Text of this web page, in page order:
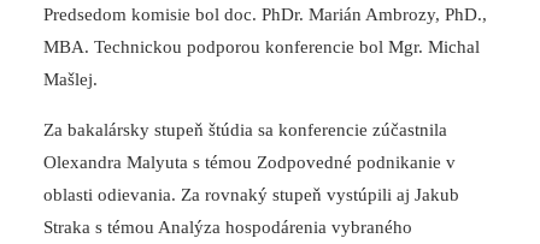
Predsedom komisie bol doc. PhDr. Marián Ambrozy, PhD.,
MBA. Technickou podporou konferencie bol Mgr. Michal
Mašlej.
Za bakalársky stupeň štúdia sa konferencie zúčastnila
Olexandra Malyuta s témou Zodpovedné podnikanie v
oblasti odievania. Za rovnaký stupeň vystúpili aj Jakub
Straka s témou Analýza hospodárenia vybraného